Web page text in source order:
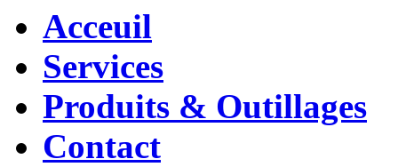
Acceuil
Services
Produits & Outillages
Contact